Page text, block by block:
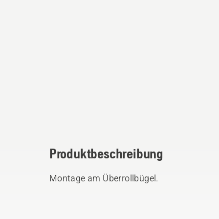
Produktbeschreibung
Montage am Überrollbügel.